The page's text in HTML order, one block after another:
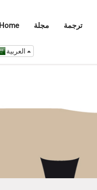
Home مجلة ترجمة